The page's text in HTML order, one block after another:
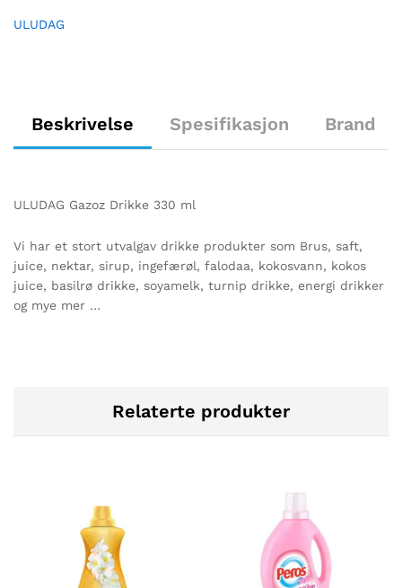
ULUDAG
Beskrivelse Spesifikasjon Brand
ULUDAG Gazoz Drikke 330 ml
Vi har et stort utvalgav drikke produkter som Brus, saft,
juice, nektar, sirup, ingefærøl, falodaa, kokosvann, kokos
juice, basilrø drikke, soyamelk, turnip drikke, energi drikker
og mye mer …
Relaterte produkter